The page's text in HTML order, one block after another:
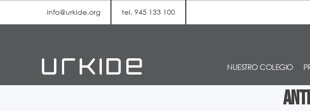
info@urkide.org tel. 945 133 100
NUESTRO COLEGIO